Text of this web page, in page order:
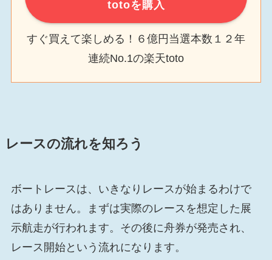
totoを購入
すぐ買えて楽しめる！６億円当選本数１２年
連続No.1の楽天toto
レースの流れを知ろう
ボートレースは、いきなりレースが始まるわけで
はありません。まずは実際のレースを想定した展
示航走が行われます。その後に舟券が発売され、
レース開始という流れになります。